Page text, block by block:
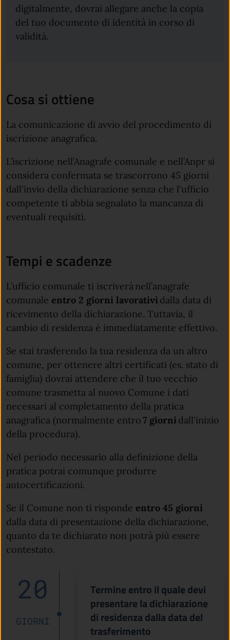
digitalmente, dovrai allegare anche la copia
del tuo documento di identità in corso di
validità.
Cosa si ottiene
La comunicazione di avvio del procedimento di
iscrizione anagrafica.
L’iscrizione nell’Anagrafe comunale e nell’Anpr si
considera confermata se trascorrono 45 giorni
dall'invio della dichiarazione senza che l'ufficio
competente ti abbia segnalato la mancanza di
eventuali requisiti.
Tempi e scadenze
L’ufficio comunale ti iscriverà nell’anagrafe
comunale entro 2 giorni lavorativi dalla data di
ricevimento della dichiarazione. Tuttavia, il
cambio di residenza è immediatamente effettivo.
Se stai trasferendo la tua residenza da un altro
comune, per ottenere altri certificati (es. stato di
famiglia) dovrai attendere che il tuo vecchio
comune trasmetta al nuovo Comune i dati
necessari al completamento della pratica
anagrafica (normalmente entro7 giorni dall'inizio
della procedura).
Nel periodo necessario alla definizione della
pratica potrai comunque produrre
autocertificazioni.
Se il Comune non ti risponde entro 45 giorni
dalla data di presentazione della dichiarazione,
quanto da te dichiarato non potrà più essere
contestato.
20
GIORNI
Termine entro il quale devi
presentare la dichiarazione
di residenza dalla data del
trasferimento